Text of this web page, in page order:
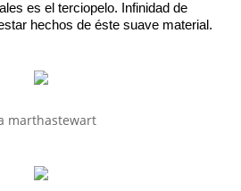
es el terciopelo. Infinidad de
hechos de éste suave material.
marthastewart